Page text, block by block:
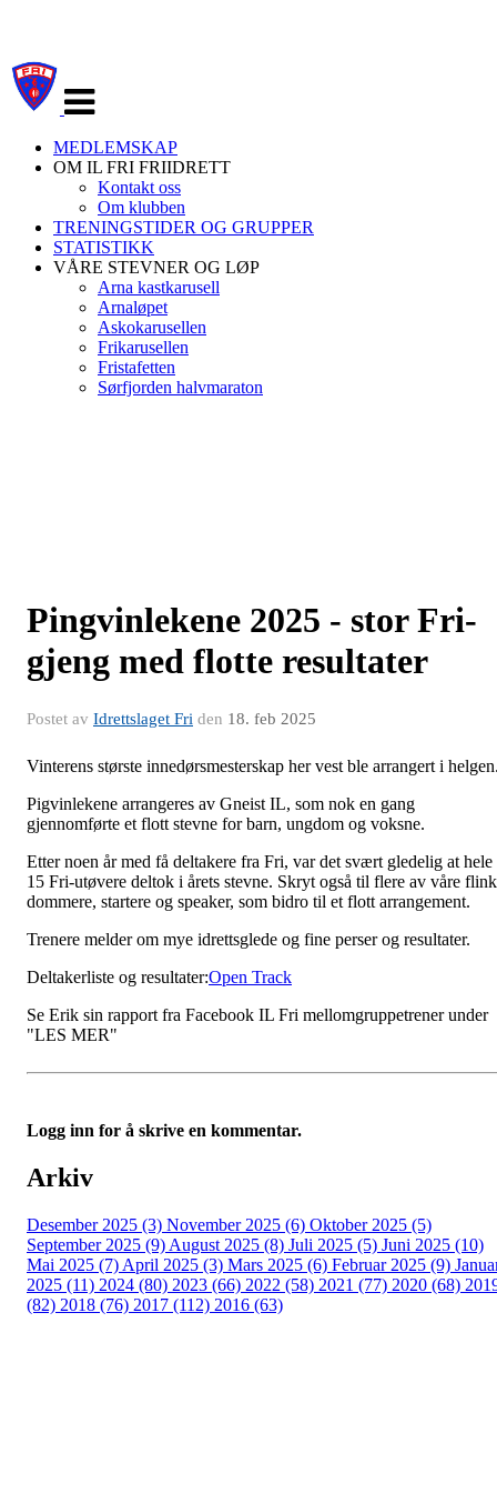
navigasjon
MEDLEMSKAP
OM IL FRI FRIIDRETT
Kontakt oss
Om klubben
TRENINGSTIDER OG GRUPPER
STATISTIKK
VÅRE STEVNER OG LØP
Arna kastkarusell
Arnaløpet
Askokarusellen
Frikarusellen
Fristafetten
Sørfjorden halvmaraton
Pingvinlekene 2025 - stor Fri-
gjeng med flotte resultater
Postet av Idrettslaget Fri den 18. feb 2025
Vinterens største innedørsmesterskap her vest ble arrangert i
Pigvinlekene arrangeres av Gneist IL, som nok en gang
gjennomførte et flott stevne for barn, ungdom og voksne.
Etter noen år med få deltakere fra Fri, var det svært gledelig at hele
15 Fri-utøvere deltok i årets stevne. Skryt også til flere av våre
dommere, startere og speaker, som bidro til et flott arrangement.
Trenere melder om mye idrettsglede og fine perser og resultater.
Deltakerliste og resultater:Open Track
Se Erik sin rapport fra Facebook IL Fri mellomgruppetrener under
"LES MER"
Logg inn for å skrive en kommentar.
Arkiv
Desember 2025 (3) November 2025 (6) Oktober 2025 (5)
September 2025 (9) August 2025 (8) Juli 2025 (5) Juni 2025 (10)
Mai 2025 (7) April 2025 (3) Mars 2025 (6) Februar 2025 (9)
2025 (11) 2024 (80) 2023 (66) 2022 (58) 2021 (77) 2020 (68)
(82) 2018 (76) 2017 (112) 2016 (63)